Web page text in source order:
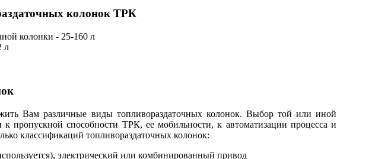
колонок ТРК
колонки - 25-160 л
л
Вам различные виды топливораздаточных колонок. Выбор той или иной
к пропускной способности ТРК, ее мобильности, к автоматизации процесса и
классификаций топливораздаточных колонок:
электрический или комбинированный привод